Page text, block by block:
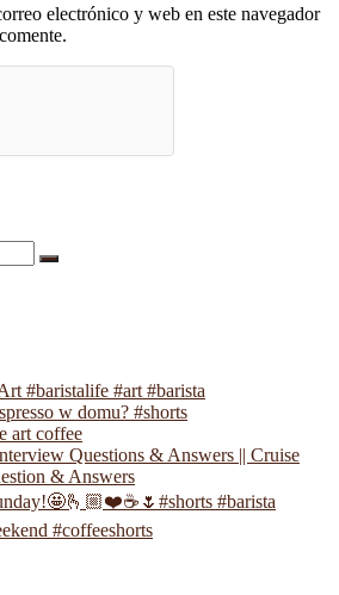
electrónico y web en este navegador
#baristalife #art #barista
w domu? #shorts
art coffee
Questions & Answers || Cruise
& Answers
#barista
#coffeeshorts